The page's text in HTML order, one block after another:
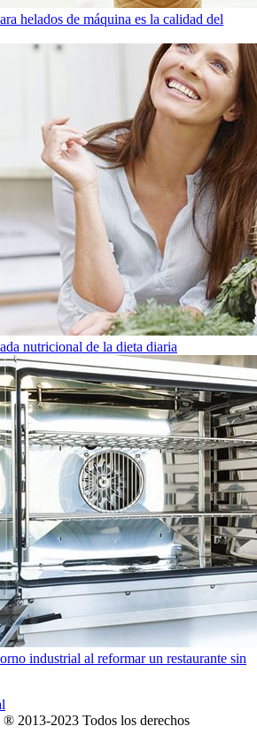
helados de máquina es la calidad del
nutricional de la dieta diaria
industrial al reformar un restaurante sin
2013-2023 Todos los derechos